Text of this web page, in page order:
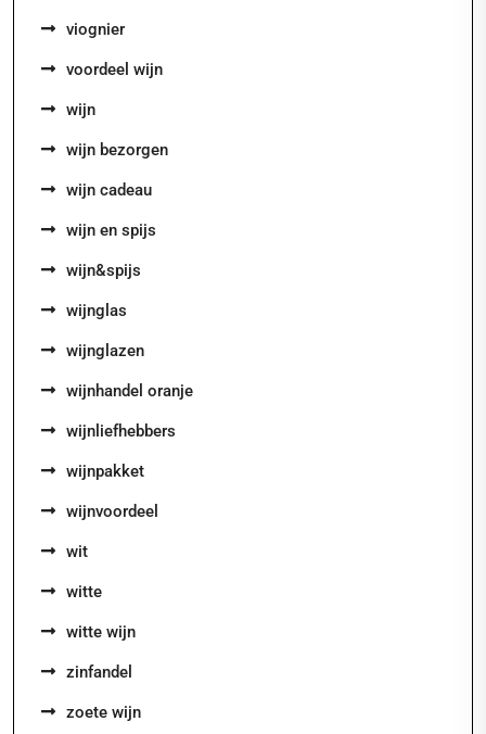
viognier
voordeel wijn
wijn
wijn bezorgen
wijn cadeau
wijn en spijs
wijn&spijs
wijnglas
wijnglazen
wijnhandel oranje
wijnliefhebbers
wijnpakket
wijnvoordeel
wit
witte
witte wijn
zinfandel
zoete wijn